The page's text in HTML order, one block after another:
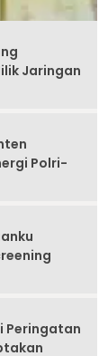
Jaringan
Polri-
Peringatan